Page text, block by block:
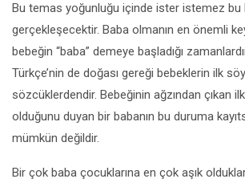
Bu temas yoğunluğu içinde ister istemez bu
gerçekleşecektir. Baba olmanın en önemli
bebeğin “baba” demeye başladığı
Türkçe’nin de doğası gereği bebeklerin ilk
sözcüklerdendir. Bebeğinin ağzından çıkan
olduğunu duyan bir babanın bu duruma
mümkün değildir.
Bir çok baba çocuklarına en çok aşık